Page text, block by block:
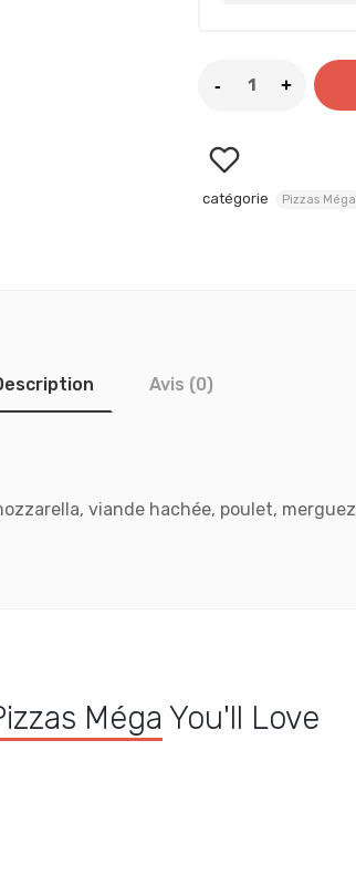
catégorie Pizzas Méga
Avis (0)
viande hachée, poulet, merguez
Méga You'll Love